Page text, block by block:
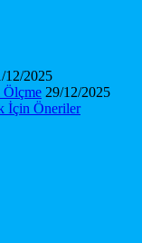
12/2025
Ölçme 29/12/2025
İçin Öneriler